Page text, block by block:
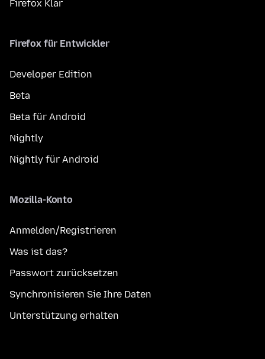
Firefox Klar
Firefox für Entwickler
Developer Edition
Beta
Beta für Android
Nightly
Nightly für Android
Mozilla-Konto
Anmelden/Registrieren
Was ist das?
Passwort zurücksetzen
Synchronisieren Sie Ihre Daten
Unterstützung erhalten